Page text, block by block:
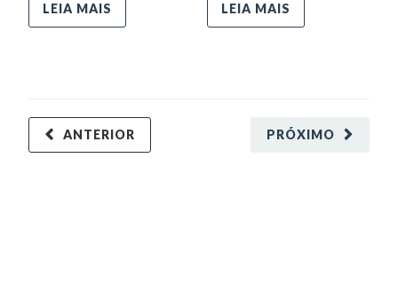
LEIA MAIS LEIA MAIS
PRÓXIMO
ANTERIOR